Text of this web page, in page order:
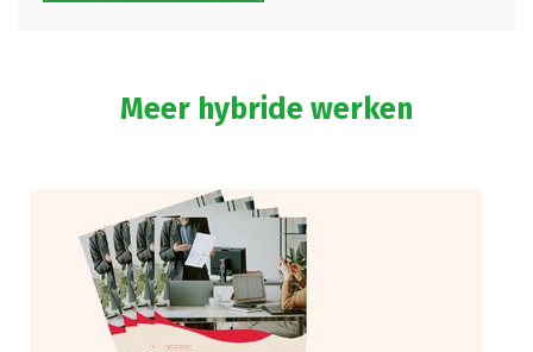
Meer hybride werken